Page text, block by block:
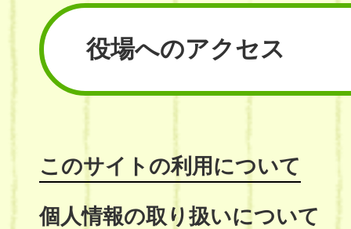
役場へのアクセス
このサイトの利用について
個人情報の取り扱いについて